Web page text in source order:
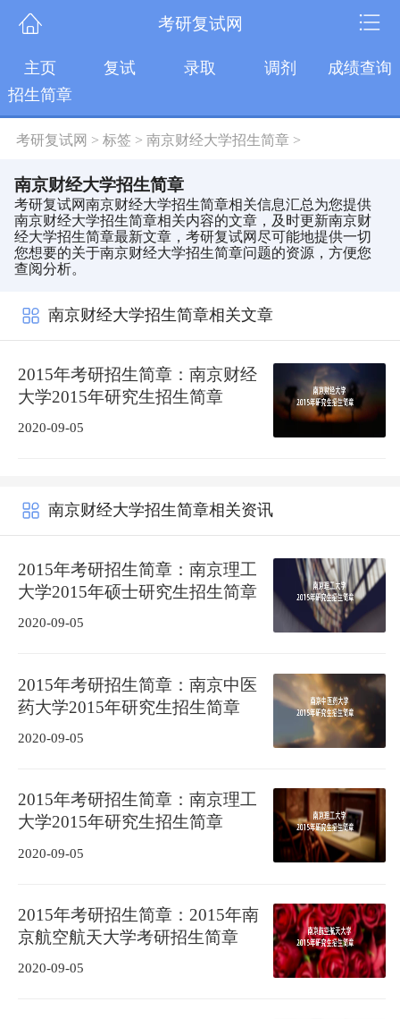
考研复试网
主页 复试 录取 调剂
成绩查询
招生简章
考研复试网 > 标签 > 南京财经大学招生简章>
南京财经大学招生简章
考研复试网南京财经大学招生简章相关信息汇总为您提供
南京财经大学招生简章相关内容的文章，及时更新南京财
经大学招生简章最新文章，考研复试网尽可能地提供一切
您想要的关于南京财经大学招生简章问题的资源，方便您
查阅分析。
南京财经大学招生简章相关文章
2015年考研招生简章：南京财经
大学2015年研究生招生简章
2020-09-05
南京财经大学招生简章相关资讯
2015年考研招生简章：南京理工
大学2015年硕士研究生招生简章
2020-09-05
2015年考研招生简章：南京中医
药大学2015年研究生招生简章
2020-09-05
2015年考研招生简章：南京理工
大学2015年研究生招生简章
2020-09-05
2015年考研招生简章：2015年南
京航空航天大学考研招生简章
2020-09-05